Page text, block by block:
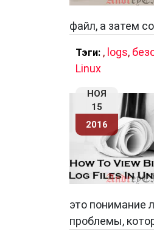
файл, а затем
Тэги: , logs,
Linux
НОЯ
15
2016
это понимание
проблемы,